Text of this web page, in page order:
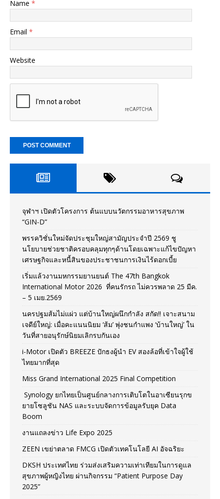
Name *
Email *
Website
จุฬาฯ เปิดตัวโครงการ ต้นแบบนวัตกรรมอาหารสุขภาพ
“GIN-D”
พรรควิชั่นใหม่จัดประชุมใหญ่สามัญประจำปี 2569 ชู
นโยบายช่วยชาติครอบคลุมทุกๆด้านโดยเฉพาะแก้ไขปัญหา
เศรษฐกิจและหนี้สินของประชาชนการเงินไร้ดอกเบี้ย
เริ่มแล้วงานมหกรรมยานยนต์ The 47th Bangkok
International Motor 2026 ที่คนรักรถ ไม่ควรพลาด 25 มีค.
– 5 เมย.2569
นครปฐมส้มไม่แผ่ว แต่บ้านใหญ่ผนึกกำลัง สกัด!! เจาะสนาม
เจดีย์ใหญ่: เมื่อคะแนนนิยม ‘ส้ม’ พุ่งชนกำแพง ‘บ้านใหญ่’ ใน
วันที่สายอนุรักษ์นิยมเลิกรบกันเอง
i-Motor เปิดตัว BREEZE ปักธงผู้นำ EV สองล้อที่เข้าใจผู้ใช้
ไทยมากที่สุด
Miss Grand International 2025 Final Competition
Synology ยกไทยเป็นศูนย์กลางการเติบโตในอาเซียนรุกข
ยายโซลูชัน NAS และระบบจัดการข้อมูลรับยุค Data
Boom
งานแถลงข่าว Life Expo 2025
ZEEN เขย่าตลาด FMCG เปิดตัวเทคโนโลยี AI อัจฉริยะ
DKSH ประเทศไทย ร่วมส่งเสริมความเท่าเทียมในการดูแล
สุขภาพผู้หญิงไทย ผ่านกิจกรรม “Patient Purpose Day
2025”